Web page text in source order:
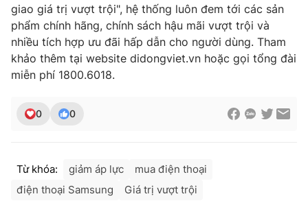
giao giá trị vượt trội", hệ thống luôn đem tới các sản
phẩm chính hãng, chính sách hậu mãi vượt trội và
nhiều tích hợp ưu đãi hấp dẫn cho người dùng. Tham
khảo thêm tại website didongviet.vn hoặc gọi tổng đài
miễn phí 1800.6018.
0 0
Từ khóa: giảm áp lực
mua điện thoại
điện thoại Samsung
Giá trị vượt trội